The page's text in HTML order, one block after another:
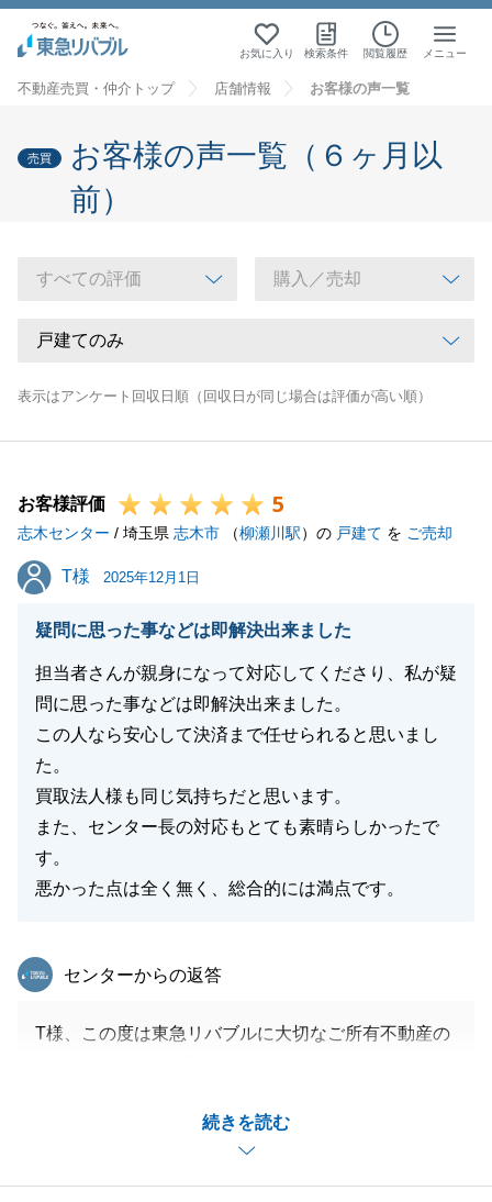
お気に入り 検索条件 閲覧履歴 メニュー
不動産売買・仲介トップ 店舗情報 お客様の声一覧
売買
お客様の声一覧（６ヶ月以
前）
表示はアンケート回収日順（回収日が同じ場合は評価が高い順）
お客様評価 5
志木センター / 埼玉県 志木市 （柳瀬川駅）の 戸建て を ご売却
T様
T様 2025年12月1日
疑問に思った事などは即解決出来ました
担当者さんが親身になって対応してくださり、私が疑
問に思った事などは即解決出来ました。
この人なら安心して決済まで任せられると思いまし
た。
買取法人様も同じ気持ちだと思います。
また、センター長の対応もとても素晴らしかったで
す。
悪かった点は全く無く、総合的には満点です。
続きを読む
東急リバブル
センターからの返答
T様、この度は東急リバブルに大切なご所有不動産の
お引渡しまでスムーズに進めることができたのも、
様々な場面でT様にご協力いただいたおかげでござい
ます。本当にありがとうございました。